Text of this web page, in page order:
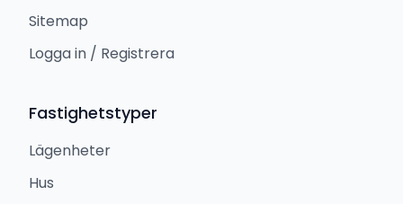
Sitemap
Logga in / Registrera
Fastighetstyper
Lägenheter
Hus